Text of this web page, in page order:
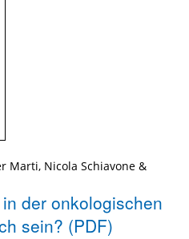
Marti, Nicola Schiavone &
der onkologischen
sein? (PDF)